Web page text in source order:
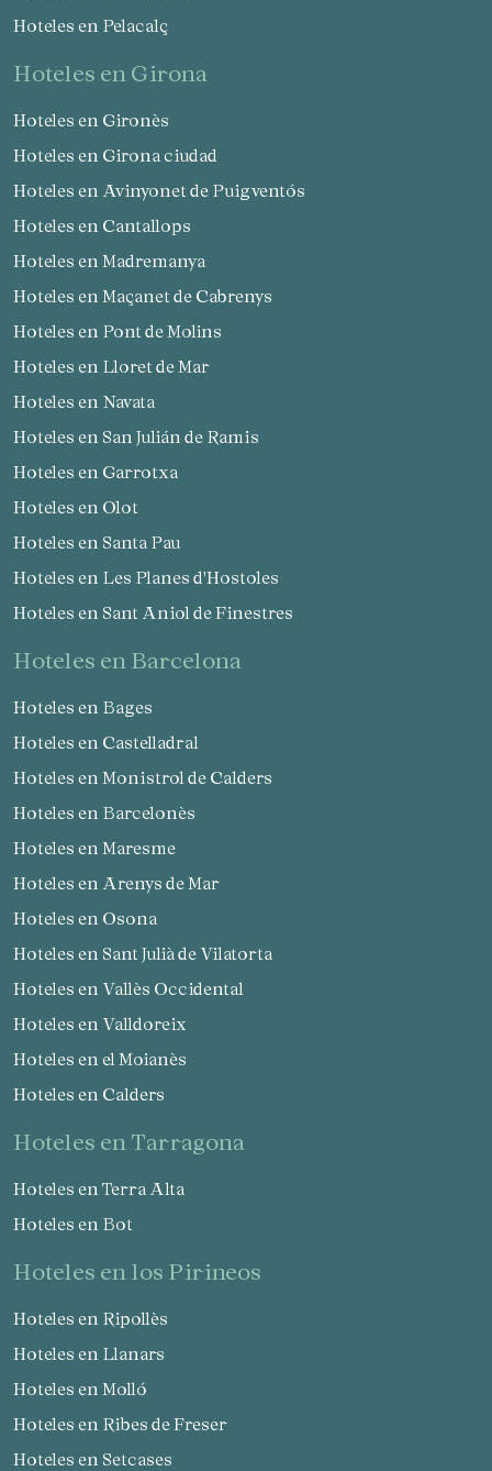
Hoteles en Pelacalç
hoteles en Girona
Hoteles en Gironès
Hoteles en Girona ciudad
Hoteles en Avinyonet de Puigventós
Hoteles en Cantallops
Hoteles en Madremanya
Hoteles en Maçanet de Cabrenys
Hoteles en Pont de Molins
Hoteles en Lloret de Mar
Hoteles en Navata
Hoteles en San Julián de Ramis
Hoteles en Garrotxa
Hoteles en Olot
Hoteles en Santa Pau
Hoteles en Les Planes d'Hostoles
Hoteles en Sant Aniol de Finestres
hoteles en Barcelona
Hoteles en Bages
Hoteles en Castelladral
Hoteles en Monistrol de Calders
Hoteles en Barcelonès
Hoteles en Maresme
Hoteles en Arenys de Mar
Hoteles en Osona
Hoteles en Sant Julià de Vilatorta
Hoteles en Vallès Occidental
Hoteles en Valldoreix
Hoteles en el Moianès
Hoteles en Calders
hoteles en Tarragona
Hoteles en Terra Alta
Hoteles en Bot
hoteles en los Pirineos
Hoteles en Ripollès
Hoteles en Llanars
Hoteles en Molló
Hoteles en Ribes de Freser
Hoteles en Setcases